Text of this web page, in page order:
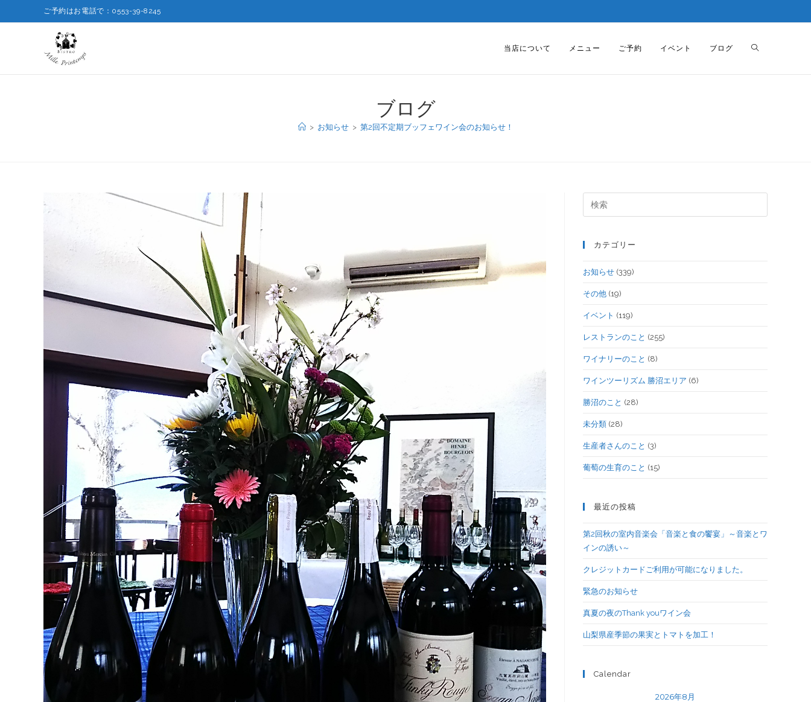
ご予約はお電話で：0553-39-8245
当店について メニュー ご予約 イベント ブログ
ブログ
> お知らせ > 第2回不定期ブッフェワイン会のお知らせ！
カテゴリー
お知らせ (339)
その他 (19)
イベント (119)
レストランのこと (255)
ワイナリーのこと (8)
ワインツーリズム 勝沼エリア (6)
勝沼のこと (28)
未分類 (28)
生産者さんのこと (3)
葡萄の生育のこと (15)
最近の投稿
第2回秋の室内音楽会「音楽と食の饗宴」～音楽とワ
インの誘い～
クレジットカードご利用が可能になりました。
緊急のお知らせ
真夏の夜のThank youワイン会
山梨県産季節の果実とトマトを加工！
Calendar
2026年8月